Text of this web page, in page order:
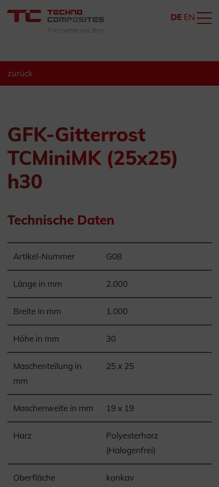
DE EN
zurück
GFK-Gitterrost
TCMiniMK (25x25)
h30
Technische Daten
Artikel-Nummer G08
Länge in mm 2.000
Breite in mm 1.000
Höhe in mm 30
Maschenteilung in
mm
25 x 25
Maschenweite in mm 19 x 19
Harz
Polyesterharz
(Halogenfrei)
Oberfläche konkav